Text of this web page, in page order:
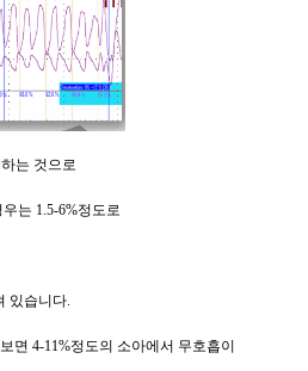
하는 것으로
는 1.5-6%정도로
있습니다.
면 4-11%정도의 소아에서 무호흡이